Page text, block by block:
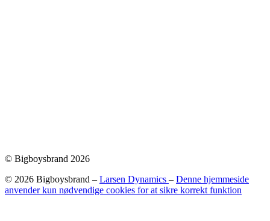
© Bigboysbrand 2026
© 2026 Bigboysbrand – Larsen Dynamics – Denne hjemmeside
anvender kun nødvendige cookies for at sikre korrekt funktion